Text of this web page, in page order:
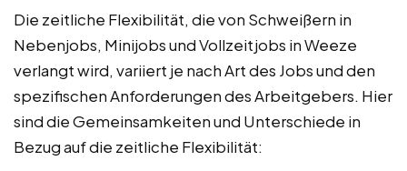
Die zeitliche Flexibilität, die von Schweißern in
Nebenjobs, Minijobs und Vollzeitjobs in Weeze
verlangt wird, variiert je nach Art des Jobs und den
spezifischen Anforderungen des Arbeitgebers. Hier
sind die Gemeinsamkeiten und Unterschiede in
Bezug auf die zeitliche Flexibilität: